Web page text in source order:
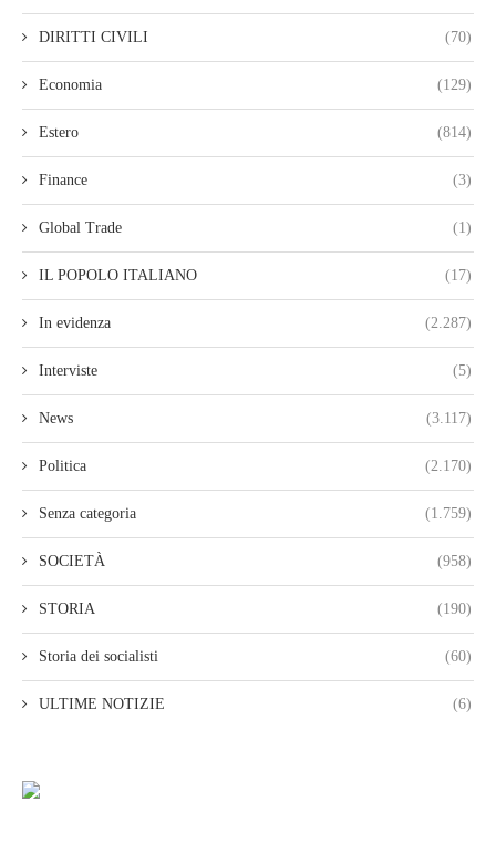
DIRITTI CIVILI (70)
Economia (129)
Estero (814)
Finance (3)
Global Trade (1)
IL POPOLO ITALIANO (17)
In evidenza (2.287)
Interviste (5)
News (3.117)
Politica (2.170)
Senza categoria (1.759)
SOCIETÀ (958)
STORIA (190)
Storia dei socialisti (60)
ULTIME NOTIZIE (6)